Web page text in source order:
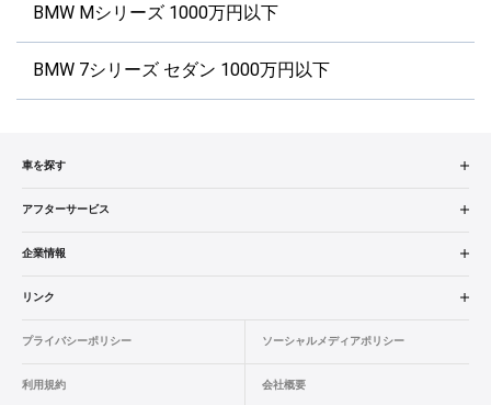
BMW Mシリーズ 1000万円以下
BMW 7シリーズ セダン 1000万円以下
車を探す
中古車検索
販売店検索
エリア別最新ニュース
品質と保証
ローン・リース
アフターサービス
アフターサービス
車検／定期点検
コーティング
タイヤ交換
企業情報
企業概要
業績決算情報
プレスリリース
リンク
ヤナセ認定中古車
BMW認定中古車
プライバシーポリシー ソーシャルメディアポリシー
利用規約 会社概要